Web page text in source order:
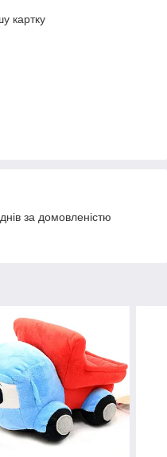
картку
за домовленістю